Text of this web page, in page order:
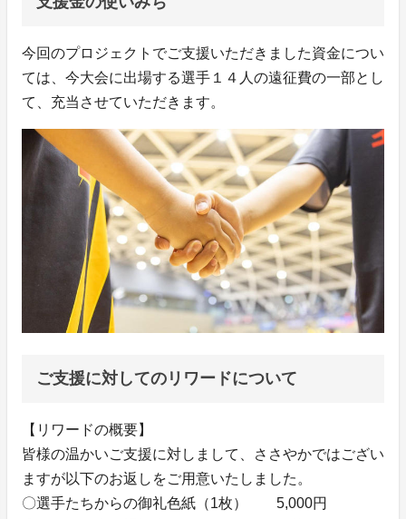
今回のプロジェクトでご支援いただきました資金につい
ては、今大会に出場する選手１４人の遠征費の一部とし
て、充当させていただきます。
ご支援に対してのリワードについて
【リワードの概要】
皆様の温かいご支援に対しまして、ささやかではござい
ますが以下のお返しをご用意いたしました。
〇選手たちからの御礼色紙（1枚） 5,000円